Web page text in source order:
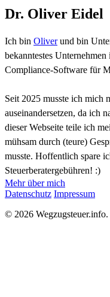
Dr. Oliver Eidel
Ich bin Oliverund bin
bekanntestes Unternehmen
Compliance-Software für
Seit 2025 musste ich mich
auseinandersetzen, da ich
dieser Webseite teile ich
mühsam durch (teure)
musste. Hoffentlich spare
Steuerberatergebühren! :)
Mehr über mich
Datenschutz Impressum
© 2026 Wegzugsteuer.info.